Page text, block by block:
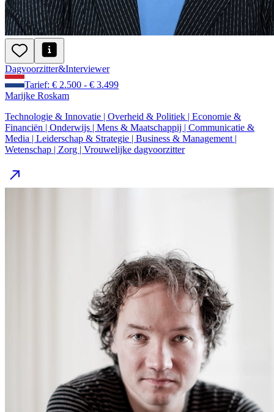
Dagvoorzitter&Interviewer
Tarief: € 2.500 - € 3.499
Marijke Roskam
Technologie & Innovatie | Overheid & Politiek | Economie &
Financiën | Onderwijs | Mens & Maatschappij | Communicatie &
Media | Leiderschap & Strategie | Business & Management |
Wetenschap | Zorg | Vrouwelijke dagvoorzitter